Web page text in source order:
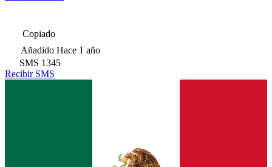
Copiado
Añadido Hace 1 año
SMS 1345
Recibir SMS